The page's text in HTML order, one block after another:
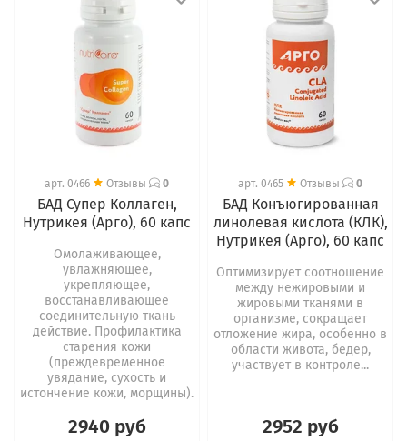
арт. 0466 Отзывы 0
БАД Супер Коллаген,
Нутрикея (Арго), 60 капс
Омолаживающее,
увлажняющее,
укрепляющее,
восстанавливающее
соединительную ткань
действие. Профилактика
старения кожи
(преждевременное
увядание, сухость и
истончение кожи, морщины).
2940 руб
арт. 0465 Отзывы 0
БАД Конъюгированная
линолевая кислота (КЛК),
Нутрикея (Арго), 60 капс
Оптимизирует соотношение
между нежировыми и
жировыми тканями в
организме, сокращает
отложение жира, особенно в
области живота, бедер,
участвует в контроле...
2952 руб